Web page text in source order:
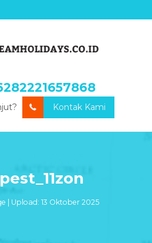
Kontak Kami
| Upload: 13 Oktober 2025